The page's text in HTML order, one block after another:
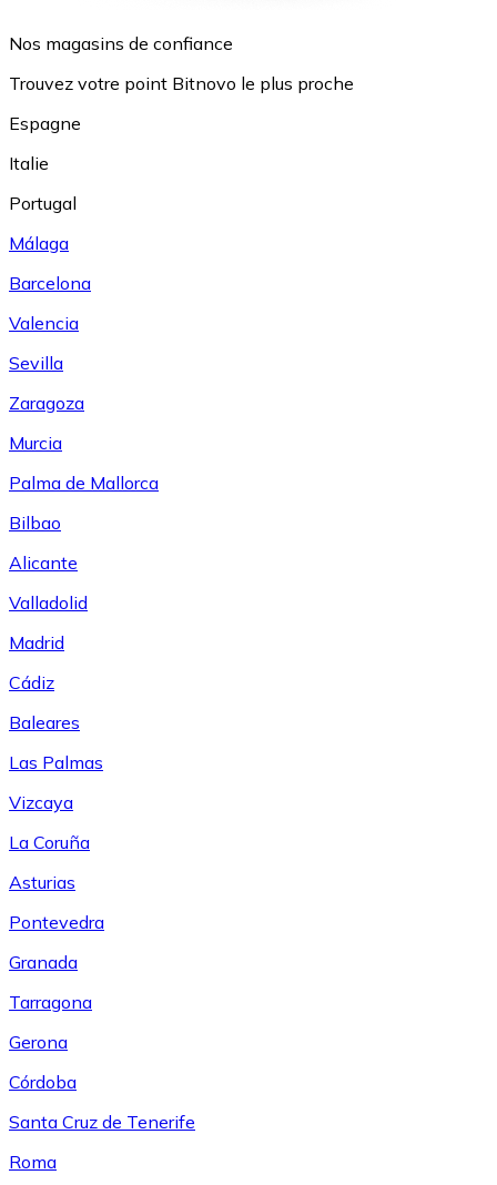
Nos magasins de confiance
Trouvez votre point Bitnovo le plus proche
Espagne
Italie
Portugal
Málaga
Barcelona
Valencia
Sevilla
Zaragoza
Murcia
Palma de Mallorca
Bilbao
Alicante
Valladolid
Madrid
Cádiz
Baleares
Las Palmas
Vizcaya
La Coruña
Asturias
Pontevedra
Granada
Tarragona
Gerona
Córdoba
Santa Cruz de Tenerife
Roma